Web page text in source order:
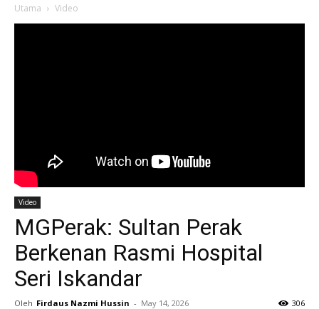
Utama Video
Video
MGPerak: Sultan Perak
Berkenan Rasmi Hospital
Seri Iskandar
Oleh Firdaus Nazmi Hussin - May 14, 2026 306